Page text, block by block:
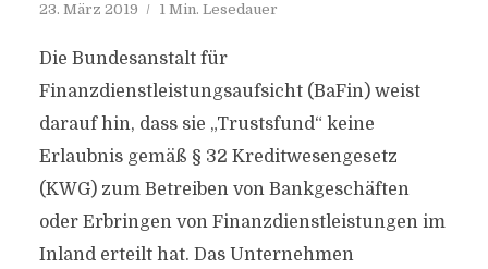
23. März 2019 1 Min. Lesedauer
Die Bundesanstalt für
Finanzdienstleistungsaufsicht (BaFin) weist
darauf hin, dass sie „Trustsfund“ keine
Erlaubnis gemäß § 32 Kreditwesengesetz
(KWG) zum Betreiben von Bankgeschäften
oder Erbringen von Finanzdienstleistungen im
Inland erteilt hat. Das Unternehmen